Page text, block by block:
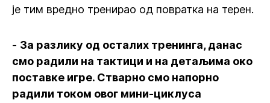
је тим вредно тренирао од повратка на терен.
- За разлику од осталих тренинга, данас
смо радили на тактици и на детаљима око
поставке игре. Стварно смо напорно
радили током овог мини-циклуса